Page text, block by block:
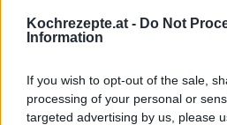
Kochrezepte.at - Do Not
Information
If you wish to opt-out of the sale,
processing of your personal or
targeted advertising by us, please
Leicht